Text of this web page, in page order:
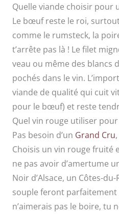
Quelle viande choisir pour
Le bœuf reste le roi,
comme le rumsteck, la
t’arrête pas là ! Le filet
veau ou même des blancs
pochés dans le vin.
viande de qualité qui cuit
pour le bœuf) et reste
Quel vin rouge utiliser
Pas besoin d’un Grand Cru
Choisis un vin rouge
ne pas avoir d’amertume
Noir d’Alsace, un Côtes-
souple feront parfaitement
n’aimerais pas le boire, tu